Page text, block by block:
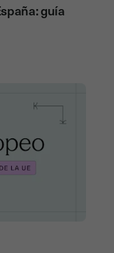
guía